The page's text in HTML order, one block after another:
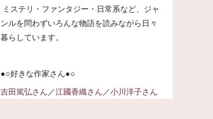
ミステリ・ファンタジー・日常系など、ジャ
ンルを問わずいろんな物語を読みながら日々
暮らしています。
●○好きな作家さん●○
吉田篤弘さん ／江國香織さん ／小川洋子さん